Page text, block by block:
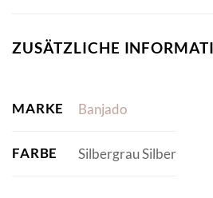
ZUSÄTZLICHE
MARKE Banjado
FARBE Silbergrau Silber